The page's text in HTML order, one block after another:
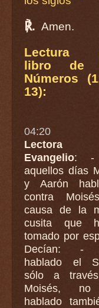
℟. Amen.
Lectura
libro de
Números
13):
04:20
Lectora
Evangelio: -
aquellos días
y Aarón
contra
causa de la
cusita que había
tomado por
Decían: -
hablado el
sólo a
Moisés,
hablado